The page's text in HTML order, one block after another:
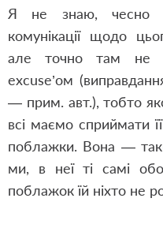
Я не знаю, чесно
комунікації щодо
але точно там не
excuse’ом
— прим. авт.), тобто
всі маємо сприймати
поблажки. Вона —
ми, в неї ті самі
поблажок їй ніхто не